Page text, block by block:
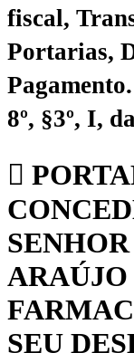
fiscal,
Portarias,
Pagamento.
8º, §3º, I,
ARAÚJO
SEU